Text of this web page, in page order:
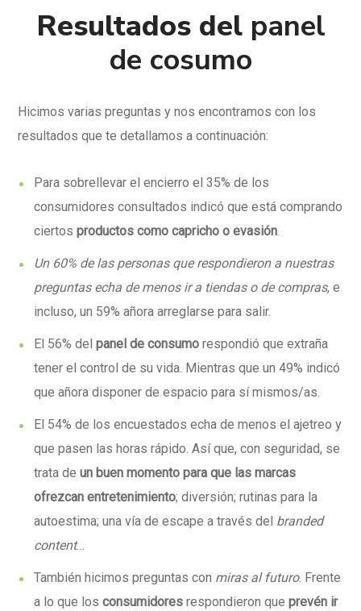
Resultados del panel
de cosumo
Hicimos varias preguntas y nos encontramos con los
resultados que te detallamos a continuación:
Para sobrellevar el encierro el 35% de los
consumidores consultados indicó que está comprando
ciertosproductos como capricho o evasión.
Un 60% de las personas que respondieron a nuestras
preguntas echa de menos ir a tiendas o de compras, e
incluso, un 59% añora arreglarse para salir.
El 56% delpanel de consumorespondió que extraña
tener el control de su vida. Mientras que un 49% indicó
que añora disponer de espacio para sí mismos/as.
El 54% de los encuestados echa de menos el ajetreo y
que pasen las horas rápido. Así que, con seguridad, se
trata deun buen momento para que las marcas
ofrezcan entretenimiento; diversión; rutinas para la
autoestima; una vía de escape a través del branded
content…
También hicimos preguntas con miras al futuro. Frente
a lo que losconsumidoresrespondieron queprevén ir